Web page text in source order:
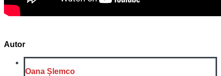
Autor
Oana Șlemco